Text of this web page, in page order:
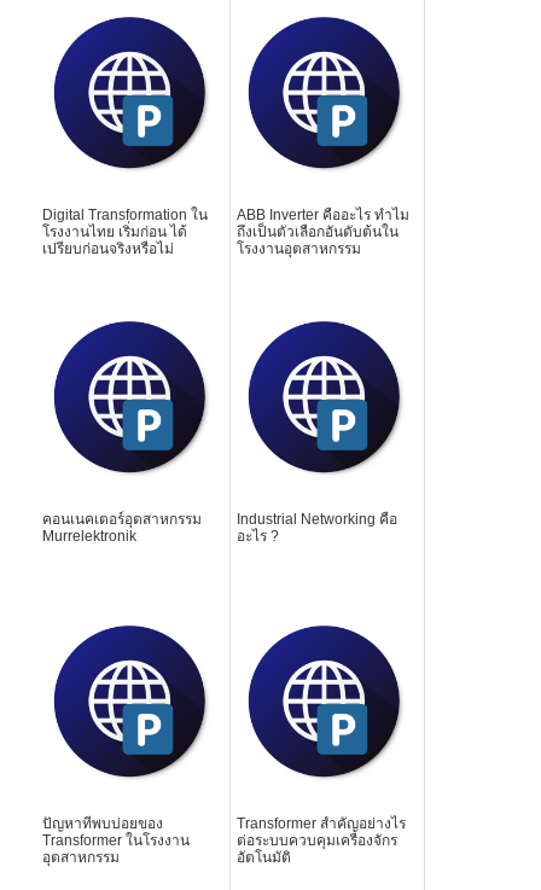
Digital Transformation ใน
โรงงานไทย เริ่มก่อน ได้
เปรียบก่อนจริงหรือไม่
ABB Inverter คืออะไร ทำไม
ถึงเป็นตัวเลือกอันดับต้นใน
โรงงานอุตสาหกรรม
คอนเนคเตอร์อุตสาหกรรม
Murrelektronik
Industrial Networking คือ
อะไร ?
ปัญหาที่พบบ่อยของ
Transformer ในโรงงาน
อุตสาหกรรม
Transformer สำคัญอย่างไร
ต่อระบบควบคุมเครื่องจักร
อัตโนมัติ